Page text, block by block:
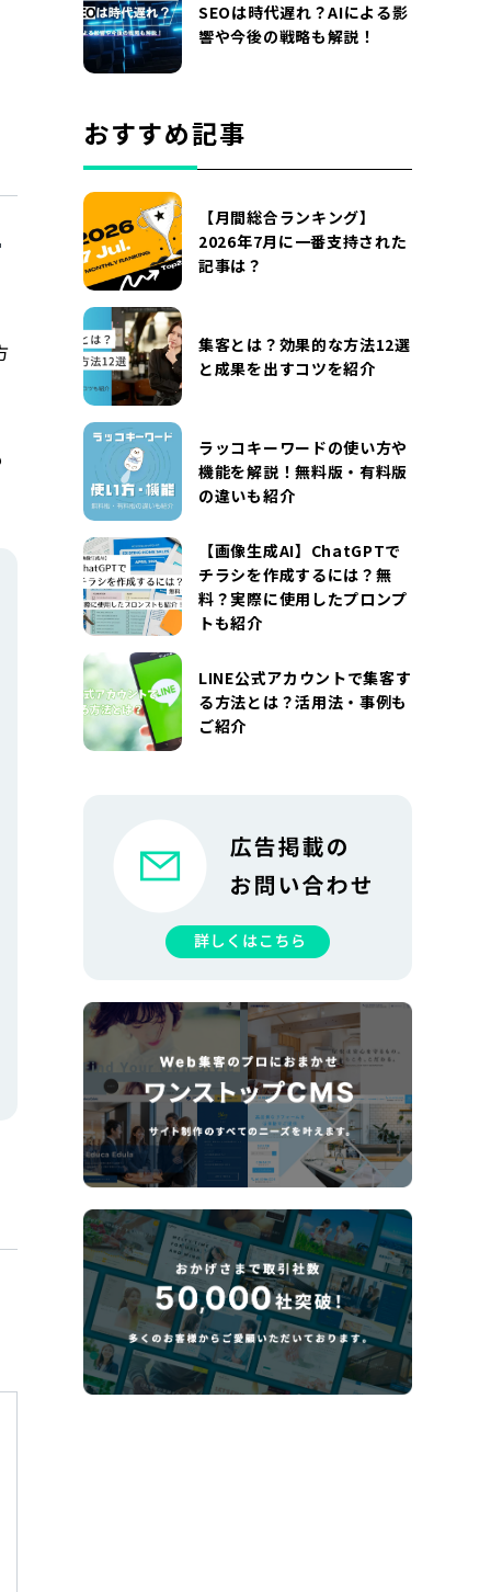
SEOは時代遅れ？AIによる影
響や今後の戦略も解説！
おすすめ記事
【月間総合ランキング】
2026年7月に一番支持された
記事は？
集客とは？効果的な方法12選
と成果を出すコツを紹介
ラッコキーワードの使い方や
機能を解説！無料版・有料版
の違いも紹介
【画像生成AI】ChatGPTで
チラシを作成するには？無
料？実際に使用したプロンプ
トも紹介
LINE公式アカウントで集客す
る方法とは？活用法・事例も
ご紹介